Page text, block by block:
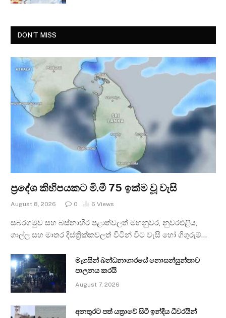
DON'T MISS
ප්‍රදේශ කිහිපයකට මි.මී 75 ඉක්ම වූ වැසි
August 8, 2026 0 6 Views
සබරගමුව සහ බස්නාහිර පළාත්වලත් මහනුවර, නුවරඑළිය,
ගාල්ල සහ මාතර දිස්ත්‍රික්කවලත් විටින් විට වැසි හෝ ගිගුරුම්…
මැගසින් බන්ධනාගාරයේ නොසන්සුන්තාව
පාලනය කරයි
August 7, 2026
අනතුරට පත් යත්‍රාවේ සිටි ඉන්දීය ධීවරයින්